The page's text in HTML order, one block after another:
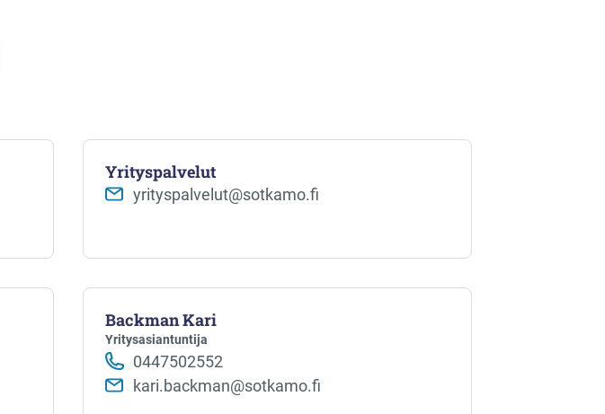
Yrityspalvelut
yrityspalvelut@sotkamo.fi
Backman Kari
Yritysasiantuntija
0447502552
kari.backman@sotkamo.fi